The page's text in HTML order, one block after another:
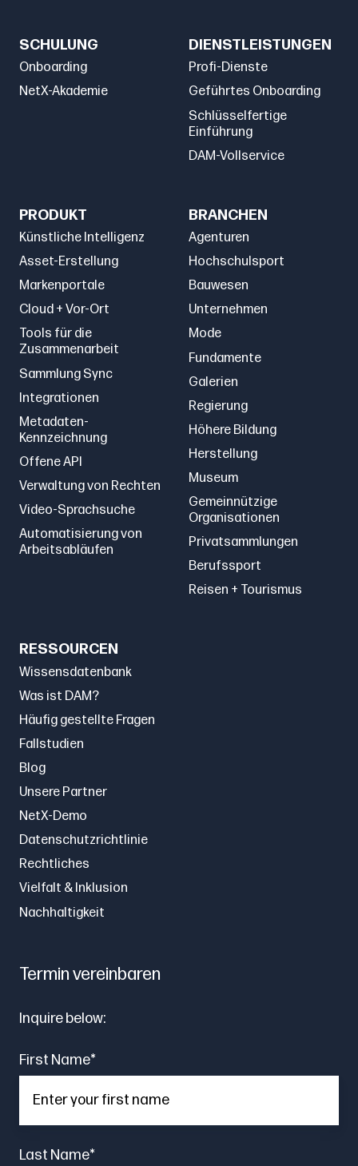
SCHULUNG
Onboarding
NetX-Akademie
DIENSTLEISTUNGEN
Profi-Dienste
Geführtes Onboarding
Schlüsselfertige
Einführung
DAM-Vollservice
PRODUKT
Künstliche Intelligenz
Asset-Erstellung
Markenportale
Cloud + Vor-Ort
Tools für die
Zusammenarbeit
Sammlung Sync
Integrationen
Metadaten-
Kennzeichnung
Offene API
Verwaltung von Rechten
Video-Sprachsuche
Automatisierung von
Arbeitsabläufen
BRANCHEN
Agenturen
Hochschulsport
Bauwesen
Unternehmen
Mode
Fundamente
Galerien
Regierung
Höhere Bildung
Herstellung
Museum
Gemeinnützige
Organisationen
Privatsammlungen
Berufssport
Reisen + Tourismus
RESSOURCEN
Wissensdatenbank
Was ist DAM?
Häufig gestellte Fragen
Fallstudien
Blog
Unsere Partner
NetX-Demo
Datenschutzrichtlinie
Rechtliches
Vielfalt & Inklusion
Nachhaltigkeit
Termin vereinbaren
Inquire below:
First Name*
Last Name*